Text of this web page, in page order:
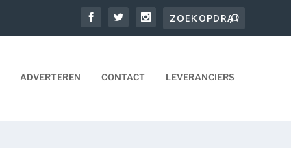
ADVERTEREN CONTACT LEVERANCIERS